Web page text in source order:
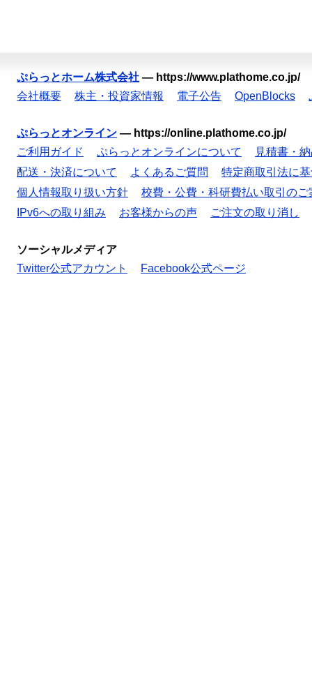
ぷらっとホーム株式会社 — https://www.plathome.co.jp/
会社概要
株主・投資家情報 電子公告 OpenBlocks
ぷらっとオンライン — https://online.plathome.co.jp/
ご利用ガイド
ぷらっとオンラインについて
見積書・
配送・決済について
よくあるご質問
特定商取引法に
個人情報取り扱い方針
校費・公費・科研費払い取引のご
IPv6への取り組み
お客様からの声 ご注文の取り消し
ソーシャルメディア
Twitter公式アカウント
Facebook公式ページ